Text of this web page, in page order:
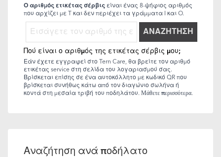
Ο αριθμός ετικέτας σέρβις είναι ένας 8-ψήφιος αριθμός
που αρχίζει με T και δεν περιέχει τα γράμματα I και O.
ΑΝΑΖΗΤΗΣΗ
Πού είναι ο αριθμός της ετικέτας σέρβις μου;
Εάν έχετε εγγραφεί στο Tern Care, θα βρείτε τον αριθμό
ετικέτας service στη σελίδα του λογαριασμού σας.
Βρίσκεται επίσης σε ένα αυτοκόλλητο με κωδικό QR που
βρίσκεται συνήθως κάτω από τον διαγώνιο σωλήνα ή
κοντά στη μεσαία τριβή του ποδηλάτου. Μάθετε περισσότερα.
Αναζήτηση ανά ποδήλατο